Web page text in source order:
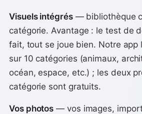
Visuels intégrés— bibliothèque
catégorie. Avantage : le test de
fait, tout se joue bien. Notre app
sur 10 catégories (animaux,
océan, espace, etc.) ; les deux
catégorie sont gratuits.
Vos photos — vos images,